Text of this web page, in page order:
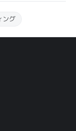
ング